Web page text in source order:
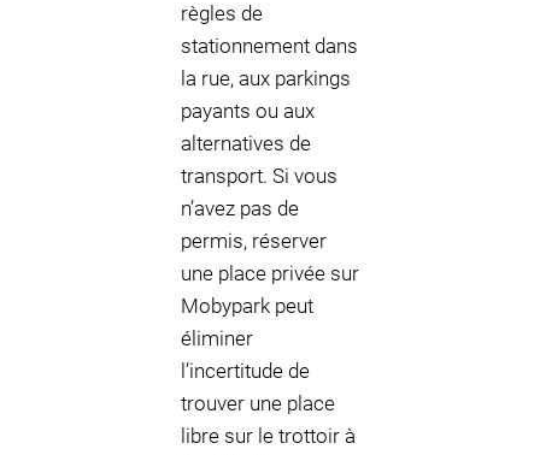
règles de
stationnement dans
la rue, aux parkings
payants ou aux
alternatives de
transport. Si vous
n’avez pas de
permis, réserver
une place privée sur
Mobypark peut
éliminer
l’incertitude de
trouver une place
libre sur le trottoir à